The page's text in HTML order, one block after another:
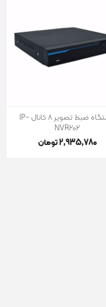
دستگاه ضبط تصویر 8 کانال IP-
NVR202
2٬935٬780 تومان